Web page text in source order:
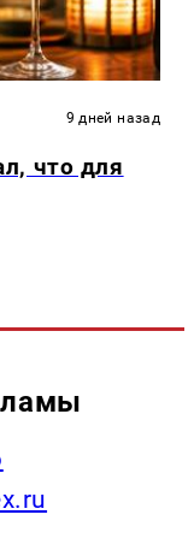
9 дней назад
что для